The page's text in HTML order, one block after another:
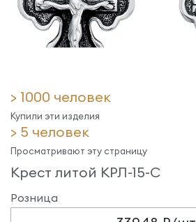
> 1000 человек
Купили эти изделия
> 5 человек
Просматривают эту страницу
Крест литой КРЛ-15-С
Розница